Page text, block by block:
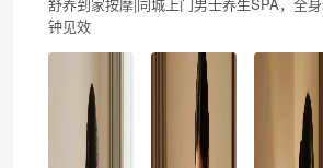
钟见效